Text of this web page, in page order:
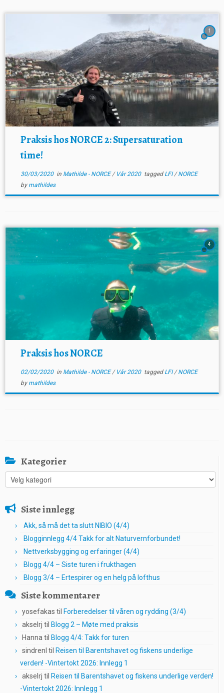
1
Praksis hos NORCE 2: Supersaturation
time!
30/03/2020in Mathilde - NORCE/ Vår 2020 tagged LFI/NORCE
by mathildes
4
Praksis hos NORCE
02/02/2020in Mathilde - NORCE/ Vår 2020 tagged LFI/NORCE
by mathildes
Kategorier
Kategorier
Siste innlegg
Akk, så må det ta slutt NIBIO (4/4)
Blogginnlegg 4/4 Takk for alt Naturvernforbundet!
Nettverksbygging og erfaringer (4/4)
Blogg 4/4 – Siste turen i frukthagen
Blogg 3/4 – Ertespirer og en helg på lofthus
Siste kommentarer
yosefakas til Forberedelser til våren og rydding (3/4)
akselrj til Blogg 2 – Møte med praksis
Hanna til Blogg 4/4: Takk for turen
sindrenl til Reisen til Barentshavet og fiskens underlige
verden! -Vintertokt 2026: Innlegg 1
akselrj til Reisen til Barentshavet og fiskens underlige verden!
-Vintertokt 2026: Innlegg 1